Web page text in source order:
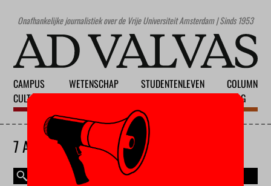
Onafhankelijke journalistiek over de Vrije Universiteit Amsterdam | Sinds 1953
CAMPUS
CULTUUR
WETENSCHAP
STUDENTENLEVEN
COLUMN
BLOG
7 AUGUSTUS 2026